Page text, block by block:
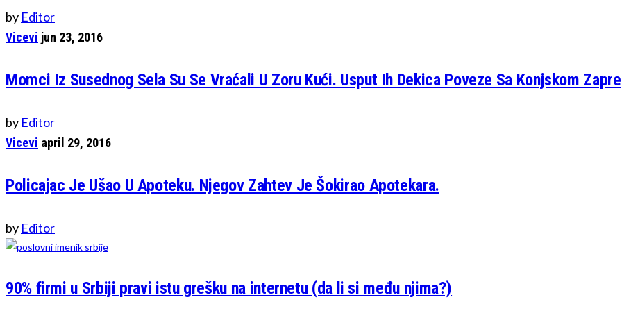
by Editor
Vicevi jun 23, 2016
Momci Iz Susednog Sela Su Se Vraćali U Zoru Kući. Usput Ih Dekica Poveze Sa Konjskom
by Editor
Vicevi april 29, 2016
Policajac Je Ušao U Apoteku. Njegov Zahtev Je Šokirao Apotekara.
by Editor
90% firmi u Srbiji pravi istu grešku na internetu (da li si među njima?)